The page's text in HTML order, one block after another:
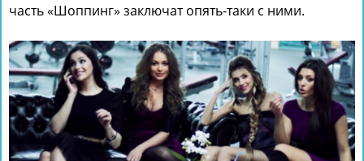
часть «Шоппинг» заключат опять-таки с ними.